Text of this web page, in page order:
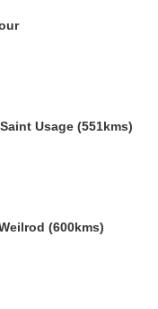
Usage (551kms)
(600kms)